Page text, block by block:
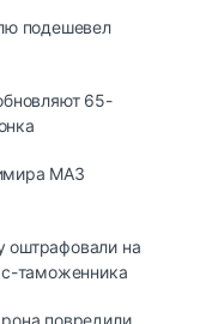
подешевел
65-
МАЗ
оштрафовали на
таможенника
повредили